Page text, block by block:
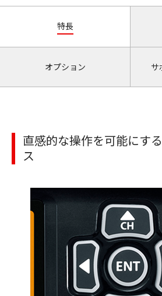
特長
オプション サ
直感的な操作を可能にす
ス